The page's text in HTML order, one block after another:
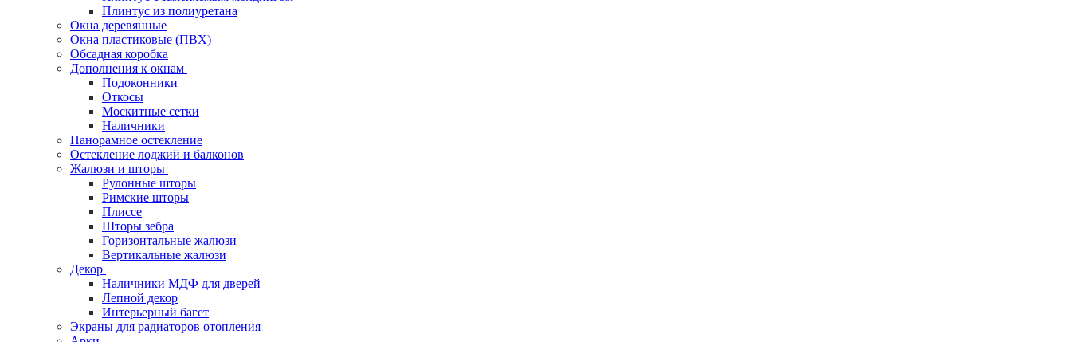
Плинтус из полиуретана
Окна деревянные
Окна пластиковые (ПВХ)
Обсадная коробка
Дополнения к окнам
Подоконники
Откосы
Москитные сетки
Наличники
Панорамное остекление
Остекление лоджий и балконов
Жалюзи и шторы
Рулонные шторы
Римские шторы
Плиссе
Шторы зебра
Горизонтальные жалюзи
Вертикальные жалюзи
Декор
Наличники МДФ для дверей
Лепной декор
Интерьерный багет
Экраны для радиаторов отопления